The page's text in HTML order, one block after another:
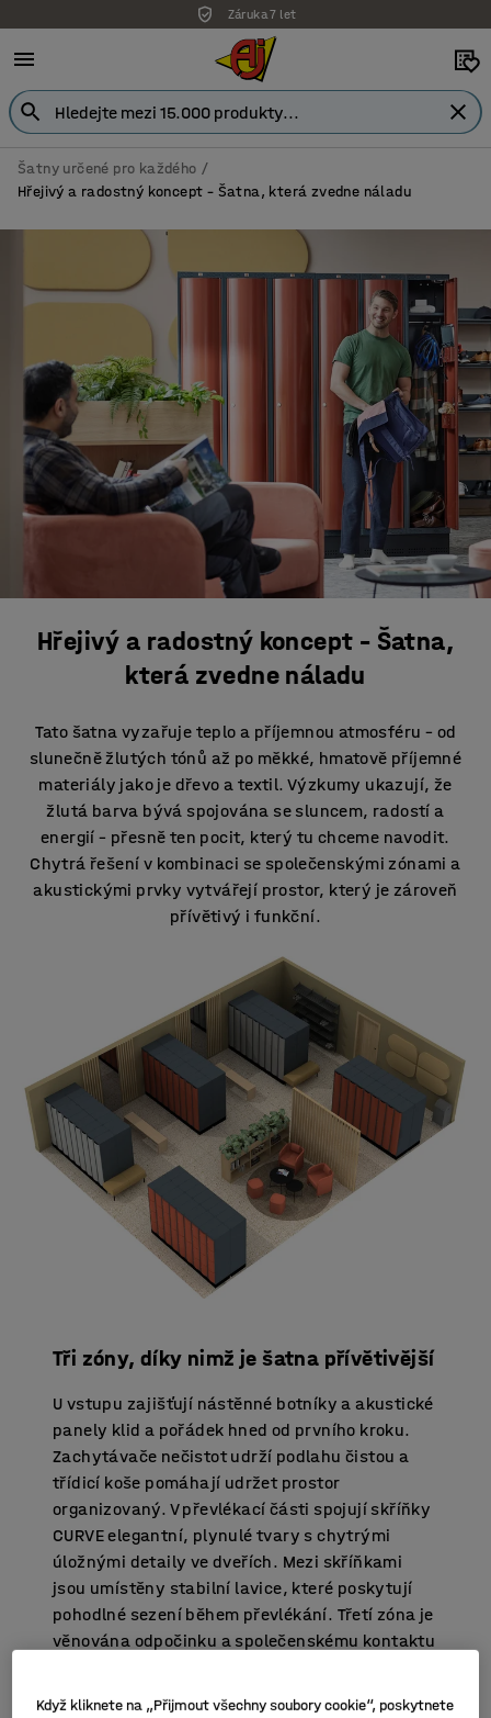
Showroom v Praze
Šatny určené pro každého
Hřejivý a radostný koncept – Šatna, která zvedne náladu
Hřejivý a radostný koncept – Šatna,
která zvedne náladu
Tato šatna vyzařuje teplo a příjemnou atmosféru – od
slunečně žlutých tónů až po měkké, hmatově příjemné
materiály jako je dřevo a textil. Výzkumy ukazují, že
žlutá barva bývá spojována se sluncem, radostí a
energií – přesně ten pocit, který tu chceme navodit.
Chytrá řešení v kombinaci se společenskými zónami a
akustickými prvky vytvářejí prostor, který je zároveň
přívětivý i funkční.
Tři zóny, díky nimž je šatna přívětivější
U vstupu zajišťují nástěnné botníky a akustické
panely klid a pořádek hned od prvního kroku.
Zachytávače nečistot udrží podlahu čistou a
třídicí koše pomáhají udržet prostor
organizovaný. V převlékací části spojují skříňky
CURVE elegantní, plynulé tvary s chytrými
úložnými detaily ve dveřích. Mezi skříňkami
jsou umístěny stabilní lavice, které poskytují
pohodlné sezení během převlékání. Třetí zóna je
věnována odpočinku a společenskému kontaktu
ticha nebo krátký oddech.
Když kliknete na „Přijmout všechny soubory cookie“, poskytnete